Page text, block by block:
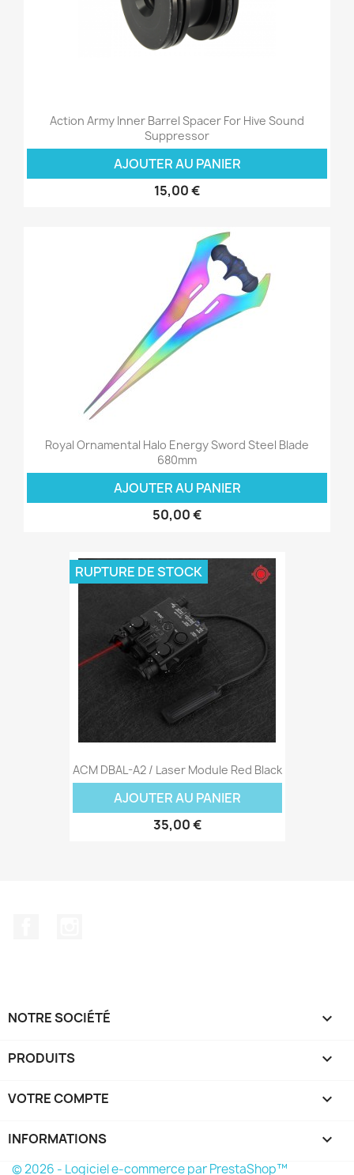
Action Army Inner Barrel Spacer For Hive Sound
Suppressor
AJOUTER AU PANIER
15,00 €
Royal Ornamental Halo Energy Sword Steel Blade
680mm
AJOUTER AU PANIER
50,00 €
ACM DBAL-A2 / Laser Module Red Black
AJOUTER AU PANIER
35,00 €
RUPTURE DE STOCK
NOTRE SOCIÉTÉ 
PRODUITS 
VOTRE COMPTE 
INFORMATIONS keyboard_arrow_down
© 2026 - Logiciel e-commerce par PrestaShop™